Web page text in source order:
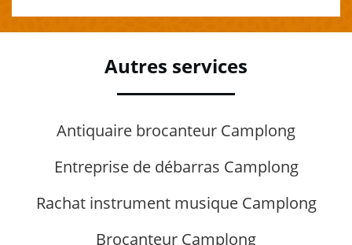
Autres services
Antiquaire brocanteur Camplong
Entreprise de débarras Camplong
Rachat instrument musique Camplong
Brocanteur Camplong